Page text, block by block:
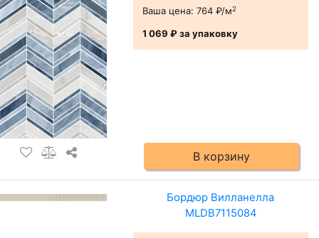
Ваша цена: 764 ₽/м2
1 069 ₽за упаковку
В корзину
Бордюр Вилланелла
MLDB7115084